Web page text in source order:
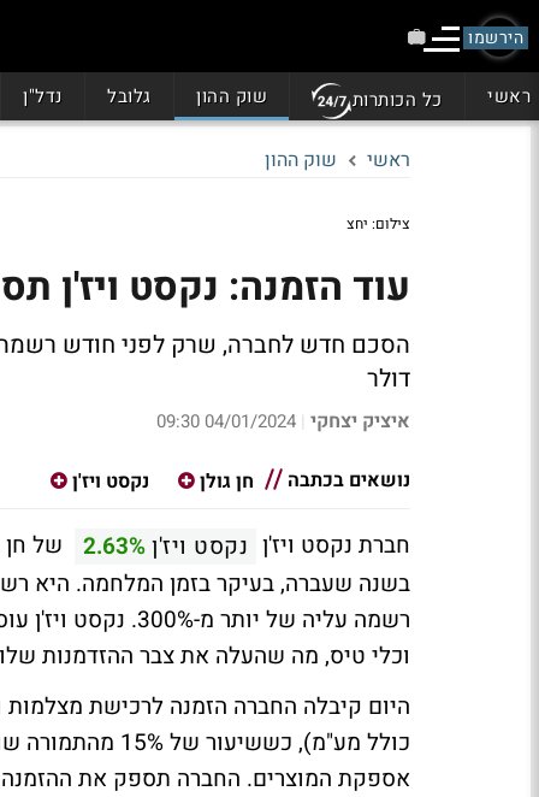
הירשמו
ראשי כל הכותרות שוק ההון גלובל נדל"ן
ראשי שוק ההון
צילום: יחצ
עוד הזמנה: נקסט ויז'ן תספק
דולר
איציק יצחקי |
04/01/2024 09:30
נושאים בכתבה חן גולן נקסט ויז'ן
חברת נקסט ויז'ן נקסט ויז'ן2.63%
של
רשמה עליה של יותר
וכלי טיס, מה שהעלה את צבר ההזדמנות
כולל מע"מ),
אספקת המוצרים. החברה תספק את